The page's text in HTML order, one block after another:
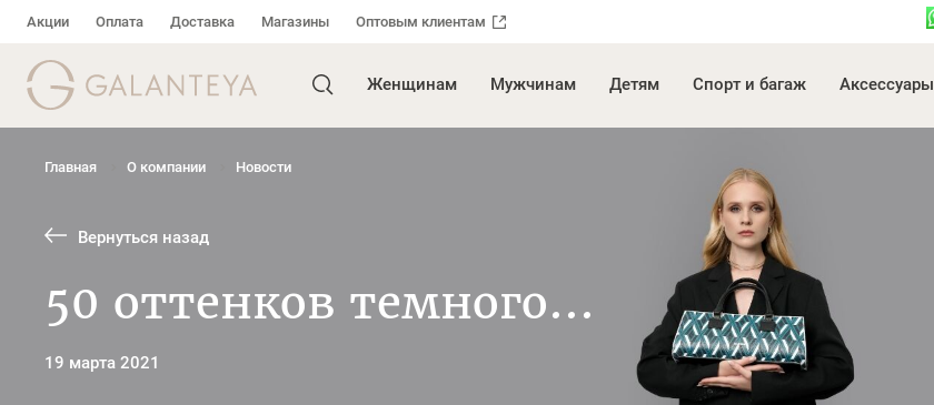
Акции Оплата Доставка Магазины Оптовым клиентам
Женщинам Мужчинам Детям Спорт и багаж Аксессуары
Главная О компании Новости
Вернуться назад
50 оттенков темного...
19 марта 2021